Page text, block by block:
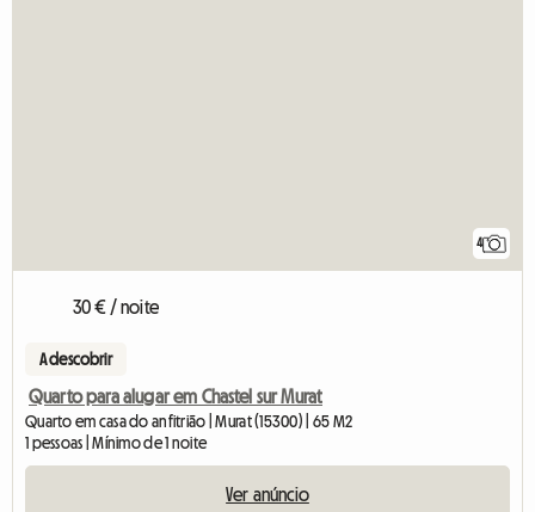
4
30 € / noite
A descobrir
Quarto para alugar em Chastel sur Murat
Quarto em casa do anfitrião | Murat (15300) | 65 M2
1 pessoas | Mínimo de 1 noite
Ver anúncio